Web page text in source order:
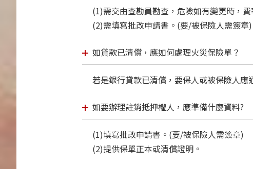
(1)需交由查勘員勘查，危險如有變更時，費
(2)需填寫批改申請書。(要/被保險人需簽章)
如貸款已清償，應如何處理火災保險單？
若是銀行貸款已清償，要保人或被保險人
如要辦理註銷抵押權人，應準備什麼資料?
(1)填寫批改申請書。(要/被保險人需簽章)
(2)提供保單正本或清償證明。